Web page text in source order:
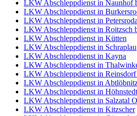
LKW Abschleppdienst in Naunhof
LKW Abschleppdienst in
LKW Abschleppdienst in Petersroda
LKW Abschleppdienst in Roitzsch
LKW Abschleppdienst in Kütten
LKW Abschleppdienst in Schraplau
LKW Abschleppdienst in Kayna
LKW Abschleppdienst in
LKW Abschleppdienst in
LKW Abschleppdienst in
LKW Abschleppdienst in Höhnstedt
LKW Abschleppdienst in Salzatal
LKW Abschleppdienst in Kitzscher